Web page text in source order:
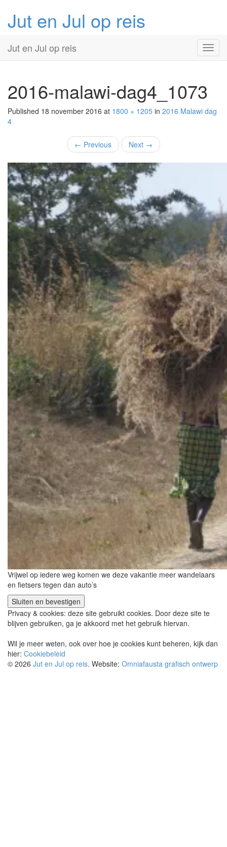
Jut en Jul op reis
Primary
Menu
content
Jut en Jul op reis
2016-malawi-dag4_1073
Published 18 november 2016 at 1800 × 1205 in 2016 Malawi dag
4
← Previous Next →
Vrijwel op iedere weg komen we deze vakantie meer wandelaars
en fietsers tegen dan auto’s
Privacy & cookies: deze site gebruikt cookies. Door deze site te
blijven gebruiken, ga je akkoord met het gebruik hiervan.
Wil je meer weten, ook over hoe je cookies kunt beheren, kijk dan
hier: Cookiebeleid
© 2026 Jut en Jul op reis. Website: Omniafausta grafisch ontwerp